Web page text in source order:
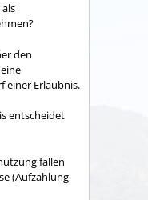
den
einer Erlaubnis.
entscheidet
fallen
(Aufzählung